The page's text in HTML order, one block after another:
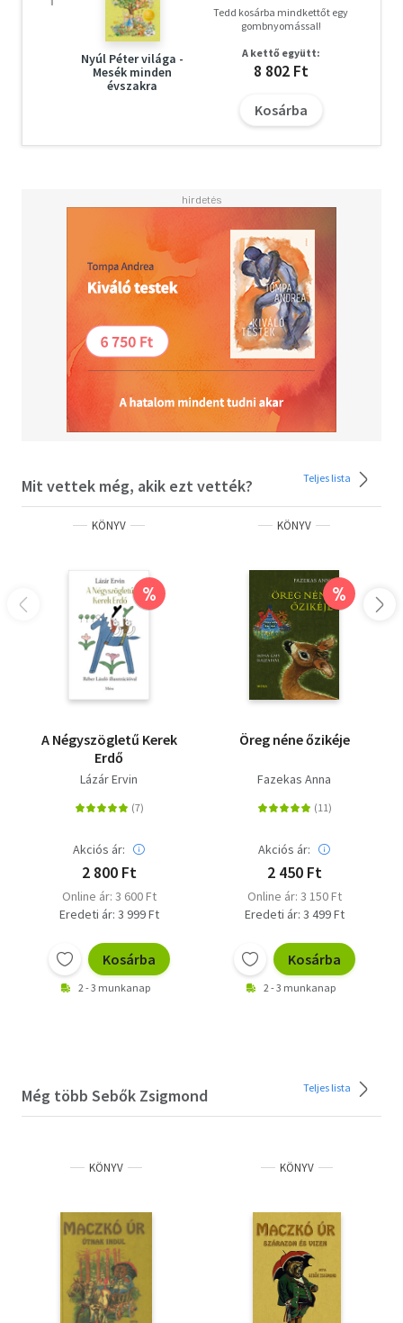
Nyúl Péter világa -
Mesék minden
évszakra
Tedd kosárba mindkettőt egy
gombnyomással!
A kettő együtt:
8 802 Ft
Kosárba
Mit vettek még, akik ezt vették? Teljes lista
KÖNYV
%
A Négyszögletű Kerek
Erdő
Lázár Ervin
Akciós ár:
2 800 Ft
Online ár: 3 600 Ft
Eredeti ár: 3 999 Ft
Kosárba
2 - 3 munkanap
KÖNYV
%
Öreg néne őzikéje
Fazekas Anna
Akciós ár:
2 450 Ft
Online ár: 3 150 Ft
Eredeti ár: 3 499 Ft
Kosárba
2 - 3 munkanap
Még több Sebők Zsigmond Teljes lista
KÖNYV KÖNYV